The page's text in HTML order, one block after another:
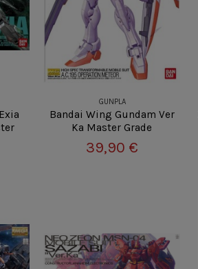
GUNPLA
Bandai Wing Gundam Ver
Ka Master Grade
39,90 €